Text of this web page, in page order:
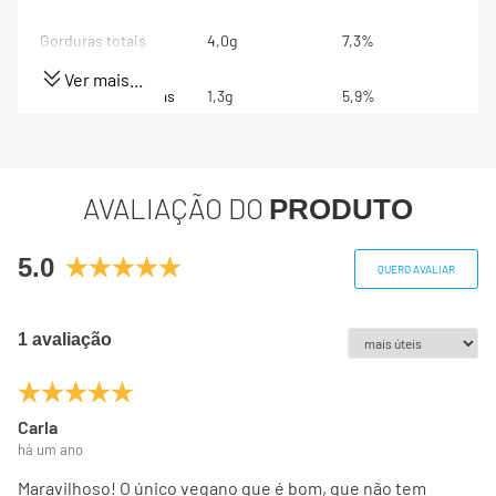
Gorduras totais 4,0g 7,3%
Gorduras Saturadas 1,3g 5,9%
Fibra alimentar 0,3g 1,2%
Sódio
Magnésio
Zinco 0,5mg 7,1%
Ver mais...
AVALIAÇÃO DO PRODUTO
5.0 QUERO AVALIAR
1 avaliação
Carla
há um ano
Maravilhoso! O único vegano que é bom, que não tem